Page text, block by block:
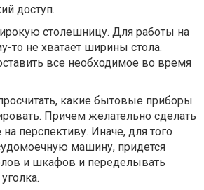
доступ.
столешницу. Для работы на
то не хватает ширины стола.
все необходимое во время
какие бытовые приборы
Причем желательно сделать
перспективу. Иначе, для того
машину, придется
и шкафов и переделывать